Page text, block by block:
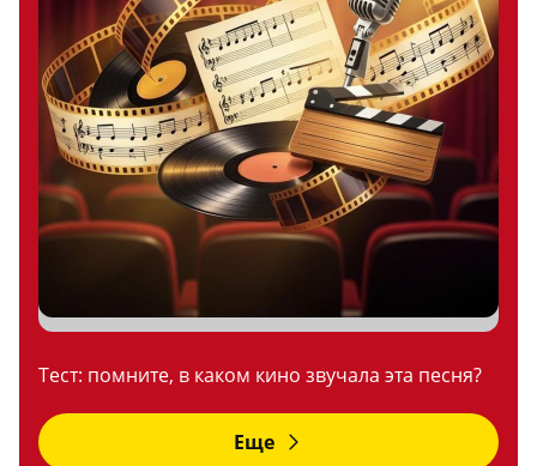
Тест: помните, в каком кино звучала эта песня?
Еще